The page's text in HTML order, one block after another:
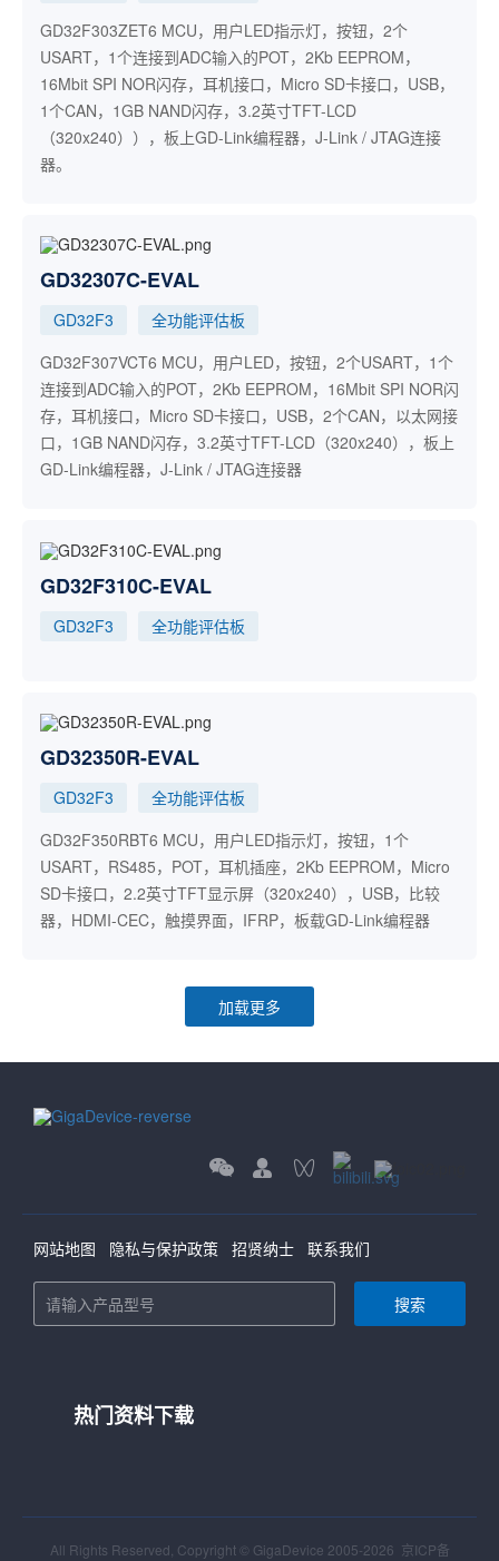
GD32F303ZET6 MCU，用户LED指示灯，按钮，2个
USART，1个连接到ADC输入的POT，2Kb EEPROM，
16Mbit SPI NOR闪存，耳机接口，Micro SD卡接口，USB，
1个CAN，1GB NAND闪存，3.2英寸TFT-LCD
（320x240）），板上GD-Link编程器，J-Link / JTAG连接
器。
GD32307C-EVAL
GD32F3
全功能评估板
GD32F307VCT6 MCU，用户LED，按钮，2个USART，1个
连接到ADC输入的POT，2Kb EEPROM，16Mbit SPI NOR闪
存，耳机接口，Micro SD卡接口，USB，2个CAN，以太网接
口，1GB NAND闪存，3.2英寸TFT-LCD（320x240），板上
GD-Link编程器，J-Link / JTAG连接器
GD32F310C-EVAL
GD32F3 全功能评估板
GD32350R-EVAL
GD32F3
全功能评估板
GD32F350RBT6 MCU，用户LED指示灯，按钮，1个
USART，RS485，POT，耳机插座，2Kb EEPROM，Micro
SD卡接口，2.2英寸TFT显示屏（320x240），USB，比较
器，HDMI-CEC，触摸界面，IFRP，板载GD-Link编程器
加载更多
网站地图 隐私与保护政策 招贤纳士 联系我们
搜索
热门资料下载
All Rights Reserved, Copyright © GigaDevice 2005-2026 京ICP备